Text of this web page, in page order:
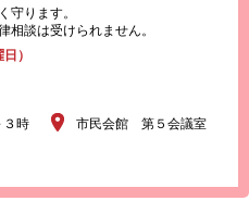
守ります。
談は受けられません。
）
時 市民会館 第５会議室